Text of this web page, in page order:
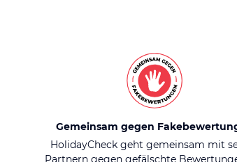
Gemeinsam gegen
HolidayCheck geht gemeinsam mit
Partnern gegen gefälschte